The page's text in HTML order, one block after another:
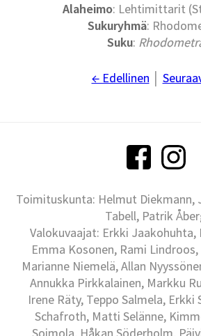
Alaheimo: Lehtimittarit
Sukuryhmä:
Suku:
← Edellinen
Toimituskunta: Helmut Diekmann,
Tabell, Patrik
Valokuvaajat: Erkki
Emma Kosonen, Rami
Marianne Niemelä, Allan
Annukka Pirkkalainen, Markku
Irene Räty, Teppo Salmela, Erkki
Schafroth, Matti Selänne,